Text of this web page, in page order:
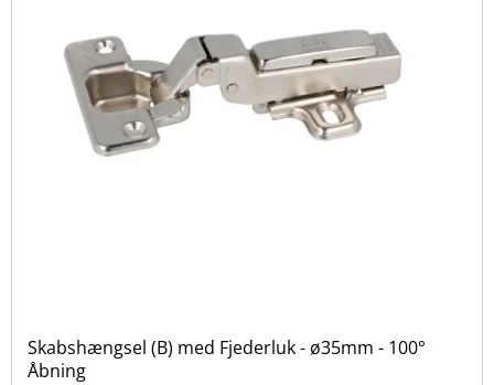
Skabshængsel (B) med Fjederluk - ø35mm - 100°
Åbning